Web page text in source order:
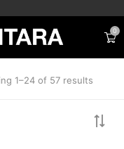
0
1–24 of 57 results